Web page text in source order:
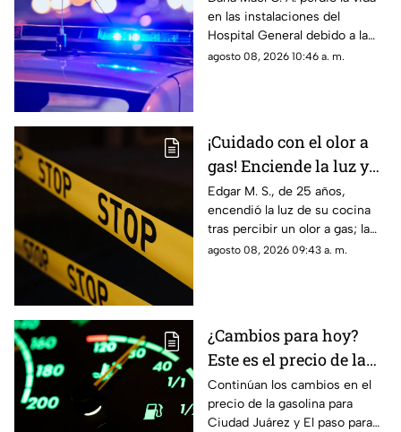
Ciudad Juárez
en las instalaciones del
Hospital General debido a la
gravedad de las lesiones
agosto 08, 2026 10:46 a. m.
¡Cuidado con el olor a
gas! Enciende la luz y
genera explosión en
vivienda de Ciudad
Juárez
Edgar M. S., de 25 años,
encendió la luz de su cocina
tras percibir un olor a gas; la
chispante detonación le
agosto 08, 2026 09:43 a. m.
¿Cambios para hoy?
Este es el precio de la
gasolina para Ciudad
Juárez y El Paso
Continúan los cambios en el
precio de la gasolina para
Ciudad Juárez y El paso para